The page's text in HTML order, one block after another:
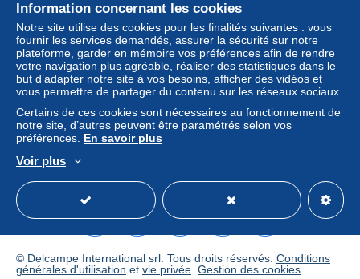
Information concernant les cookies
Notre site utilise des cookies pour les finalités suivantes : vous
fournir les services demandés, assurer la sécurité sur notre
plateforme, garder en mémoire vos préférences afin de rendre
votre navigation plus agréable, réaliser des statistiques dans le
but d’adapter notre site à vos besoins, afficher des vidéos et
vous permettre de partager du contenu sur les réseaux sociaux.
Certains de ces cookies sont nécessaires au fonctionnement de
notre site, d’autres peuvent être paramétrés selon vos
préférences. En savoir plus
Voir plus
Acheter sur Delcampe
Vendre sur Delcampe
Un site sécurisé
© Delcampe International srl. Tous droits réservés. Conditions
générales d'utilisation et vie privée Gestion des cookies